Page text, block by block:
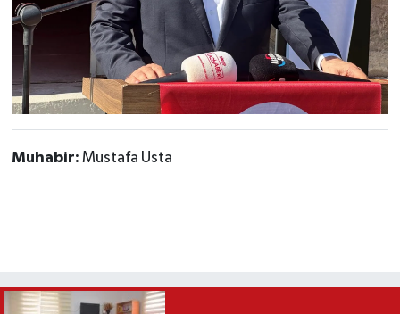
Muhabir: Mustafa Usta